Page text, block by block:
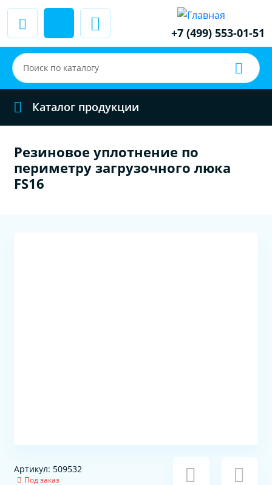
+7 (499) 553-01-51
Каталог продукции
Резиновое уплотнение по
периметру загрузочного люка
FS16
Артикул: 509532
Под заказ